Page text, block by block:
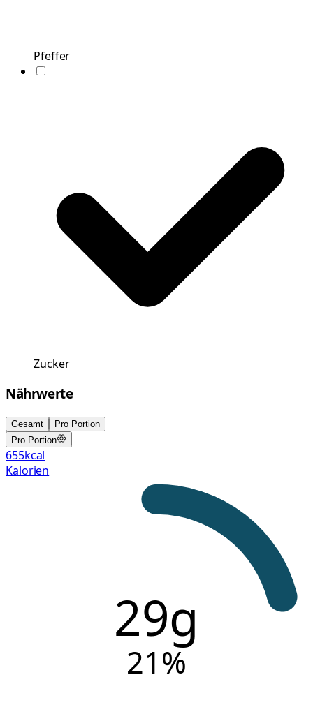
Pfeffer
Zucker
Nährwerte
Gesamt
Pro Portion
Pro Portion
655kcal
Kalorien
29g
21%